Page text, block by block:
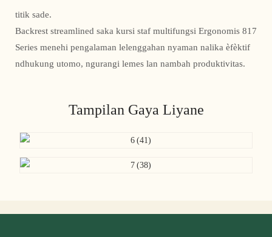
titik sade.
Backrest streamlined saka kursi staf multifungsi Ergonomis 817
Series menehi pengalaman lelenggahan nyaman nalika èfèktif
ndhukung utomo, ngurangi lemes lan nambah produktivitas.
Tampilan Gaya Liyane